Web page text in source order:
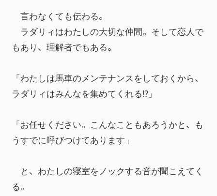
言わなくても伝わる。
ラダリィはわたしの大切な仲間。そして恋人で
もあり、理解者でもある。
「わたしは馬車のメンテナンスをしておくから、
ラダリィはみんなを集めてくれる⁉」
「お任せください。こんなこともあろうかと、も
うすでに呼びつけてあります」
と、わたしの寝室をノックする音が聞こえてく
る。